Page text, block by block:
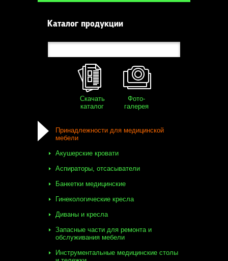
Каталог продукции
Скачать
каталог
Фото-
галерея
Принадлежности для медицинской
мебели
Акушерские кровати
Аспираторы, отсасыватели
Банкетки медицинские
Гинекологические кресла
Диваны и кресла
Запасные части для ремонта и
обслуживания мебели
Инструментальные медицинские столы